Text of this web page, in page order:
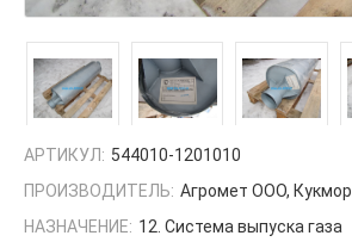
АРТИКУЛ: 544010-1201010
ПРОИЗВОДИТЕЛЬ: Агромет ООО, Кукмор
НАЗНАЧЕНИЕ: 12. Система выпуска газа